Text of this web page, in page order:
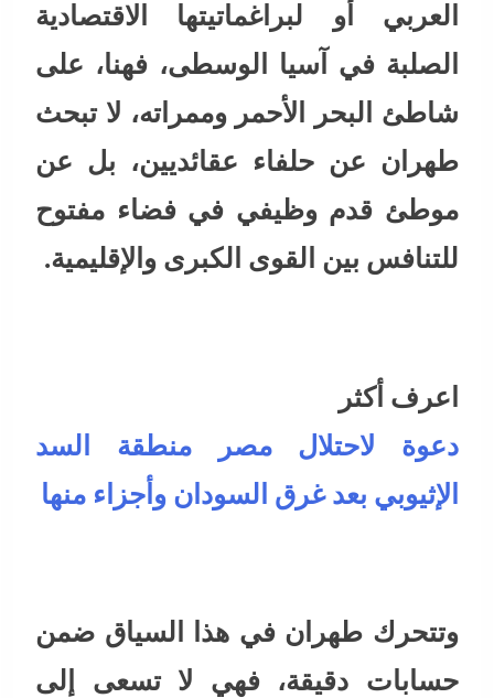
العربي أو لبراغماتيتها الاقتصادية
الصلبة في آسيا الوسطى، فهنا، على
شاطئ البحر الأحمر وممراته، لا تبحث
طهران عن حلفاء عقائديين، بل عن
موطئ قدم وظيفي في فضاء مفتوح
للتنافس بين القوى الكبرى والإقليمية.
اعرف أكثر
دعوة لاحتلال مصر منطقة السد
الإثيوبي بعد غرق السودان وأجزاء منها
وتتحرك طهران في هذا السياق ضمن
حسابات دقيقة، فهي لا تسعى إلى